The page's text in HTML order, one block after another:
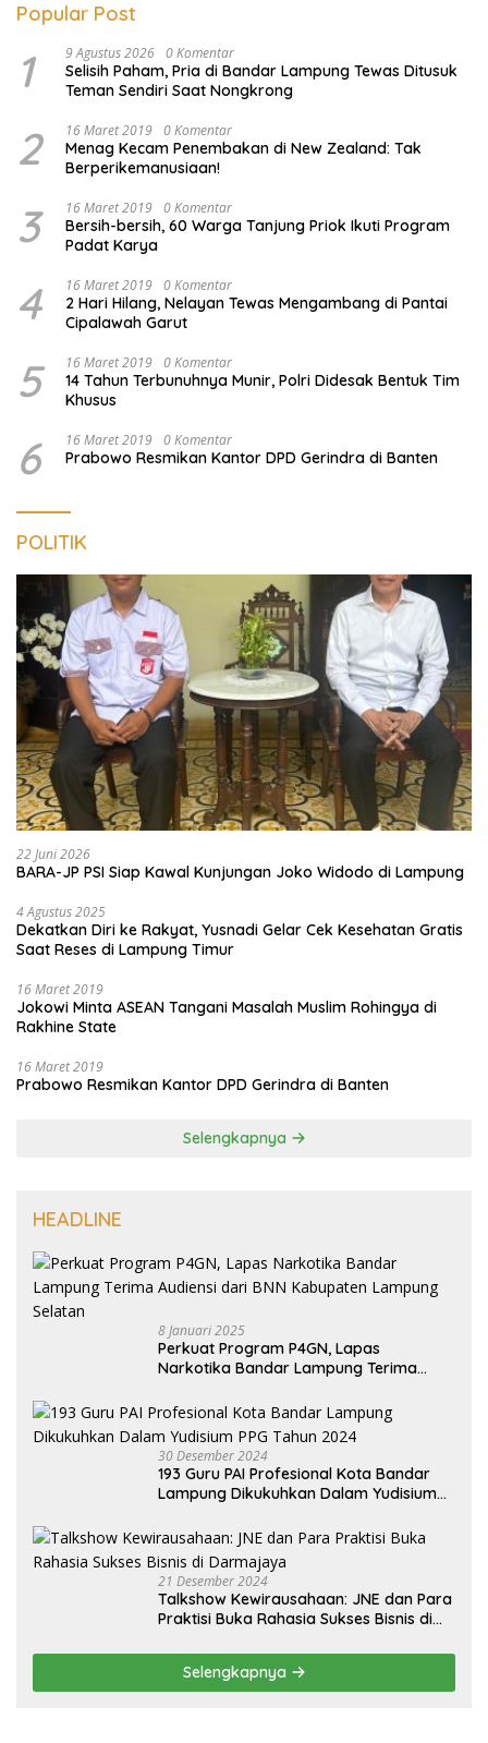
Popular Post
1 9 Agustus 2026 0 Komentar
Selisih Paham, Pria di Bandar Lampung Tewas Ditusuk
Teman Sendiri Saat Nongkrong
2 16 Maret 2019 0 Komentar
Menag Kecam Penembakan di New Zealand: Tak
Berperikemanusiaan!
3 16 Maret 2019 0 Komentar
Bersih-bersih, 60 Warga Tanjung Priok Ikuti Program
Padat Karya
4 16 Maret 2019 0 Komentar
2 Hari Hilang, Nelayan Tewas Mengambang di Pantai
Cipalawah Garut
5 16 Maret 2019 0 Komentar
14 Tahun Terbunuhnya Munir, Polri Didesak Bentuk Tim
Khusus
6 16 Maret 2019 0 Komentar
Prabowo Resmikan Kantor DPD Gerindra di Banten
POLITIK
22 Juni 2026
BARA-JP PSI Siap Kawal Kunjungan Joko Widodo di Lampung
4 Agustus 2025
Dekatkan Diri ke Rakyat, Yusnadi Gelar Cek Kesehatan Gratis
Saat Reses di Lampung Timur
16 Maret 2019
Jokowi Minta ASEAN Tangani Masalah Muslim Rohingya di
Rakhine State
16 Maret 2019
Prabowo Resmikan Kantor DPD Gerindra di Banten
Selengkapnya
HEADLINE
8 Januari 2025
Perkuat Program P4GN, Lapas
Narkotika Bandar Lampung Terima
Selatan
30 Desember 2024
193 Guru PAI Profesional Kota Bandar
Lampung Dikukuhkan Dalam Yudisium
21 Desember 2024
Talkshow Kewirausahaan: JNE dan Para
Praktisi Buka Rahasia Sukses Bisnis di
Selengkapnya